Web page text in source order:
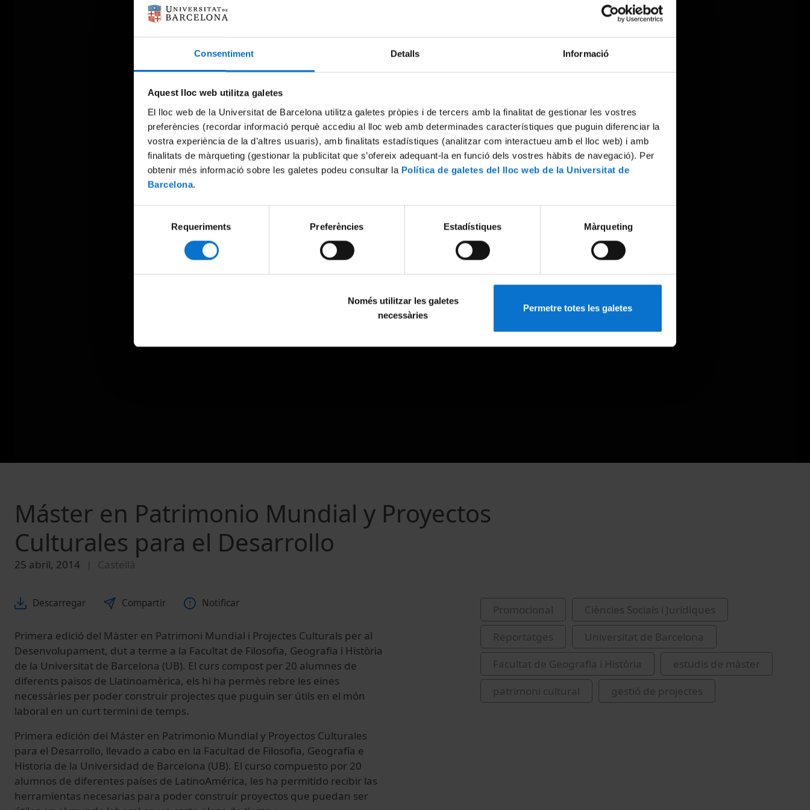
Consentiment Detalls Informació
Aquest lloc web utilitza galetes
El lloc web de la Universitat de Barcelona utilitza galetes pròpies i de tercers amb la finalitat de gestionar les vostres
preferències (recordar informació perquè accediu al lloc web amb determinades característiques que puguin diferenciar la
vostra experiència de la d’altres usuaris), amb finalitats estadístiques (analitzar com interactueu amb el lloc web) i amb
finalitats de màrqueting (gestionar la publicitat que s’ofereix adequant-la en funció dels vostres hàbits de navegació). Per
obtenir més informació sobre les galetes podeu consultar la Política de galetes del lloc web de la Universitat de
Barcelona.
consentiment
Requeriments Preferències Estadístiques Màrqueting
Només utilitzar les galetes
necessàries
Permetre totes les galetes
Try again
Máster en Patrimonio Mundial y Proyectos
Culturales para el Desarrollo
25 abril, 2014 Castellà
Descarregar Compartir Notificar
Primera edició del Màster en Patrimoni Mundial i Projectes Culturals per al
Desenvolupament, dut a terme a la Facultat de Filosofia, Geografia i Història
de la Universitat de Barcelona (UB). El curs compost per 20 alumnes de
diferents països de Llatinoamèrica, els hi ha permès rebre les eines
necessàries per poder construir projectes que puguin ser útils en el món
laboral en un curt termini de temps.
Primera edición del Máster en Patrimonio Mundial y Proyectos Culturales
para el Desarrollo, llevado a cabo en la Facultad de Filosofia, Geografía e
Historia de la Universidad de Barcelona (UB). El curso compuesto por 20
alumnos de diferentes países de LatinoAmérica, les ha permitido recibir las
herramientas necesarias para poder construir proyectos que puedan ser
Promocional
Ciències Socials i Jurídiques
Reportatges
Universitat de Barcelona
Facultat de Geografia i Història
estudis de màster
patrimoni cultural
gestió de projectes